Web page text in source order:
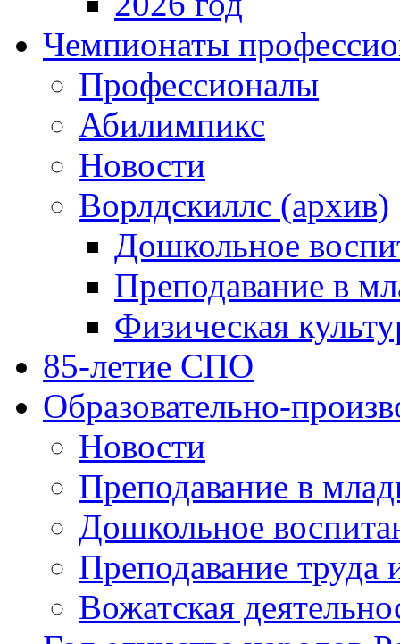
Чемпионаты
Профессионалы
Абилимпикс
Новости
Ворлдскиллс (архив)
Дошкольное
Преподавание в
Физическая
85-летие СПО
Образовательно-
Новости
Преподавание в
Дошкольное
Преподавание труда
Вожатская